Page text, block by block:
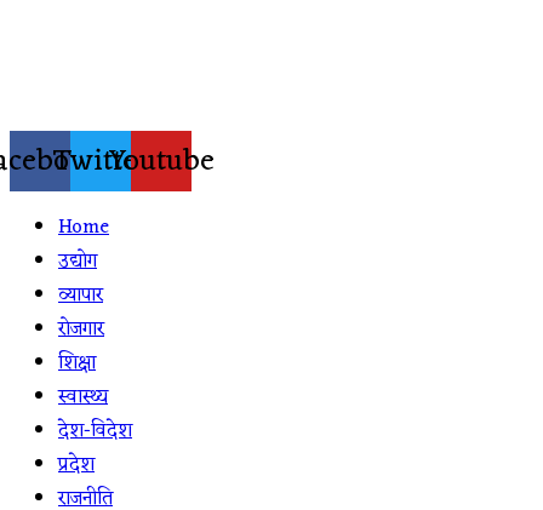
TwitterYoutube
Home
उद्योग
व्यापार
रोजगार
शिक्षा
स्वास्थ्य
देश-विदेश
प्रदेश
राजनीति